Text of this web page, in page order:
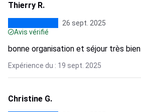
Thierry R.
26 sept. 2025
Avis vérifié
bonne organisation et séjour très bien
Expérience du : 19 sept. 2025
Christine G.